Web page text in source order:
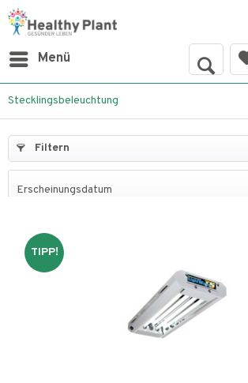
Menü
Stecklingsbeleuchtung
Filtern
TIPP!